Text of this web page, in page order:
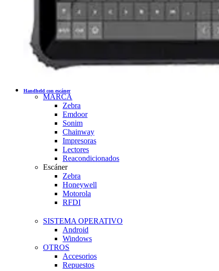
Handheld con escáner
MARCA
Zebra
Emdoor
Sonim
Chainway
Impresoras
Lectores
Reacondicionados
Escáner
Zebra
Honeywell
Motorola
RFDI
SISTEMA OPERATIVO
Android
Windows
OTROS
Accesorios
Repuestos